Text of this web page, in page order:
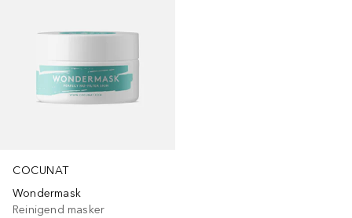
COCUNAT
Wondermask
Reinigend masker